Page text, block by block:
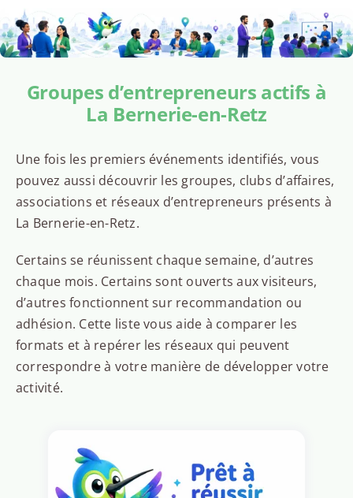
Groupes d’entrepreneurs actifs à
La Bernerie-en-Retz
Une fois les premiers événements identifiés, vous
pouvez aussi découvrir les groupes, clubs d’affaires,
associations et réseaux d’entrepreneurs présents à
La Bernerie-en-Retz.
Certains se réunissent chaque semaine, d’autres
chaque mois. Certains sont ouverts aux visiteurs,
d’autres fonctionnent sur recommandation ou
adhésion. Cette liste vous aide à comparer les
formats et à repérer les réseaux qui peuvent
correspondre à votre manière de développer votre
activité.